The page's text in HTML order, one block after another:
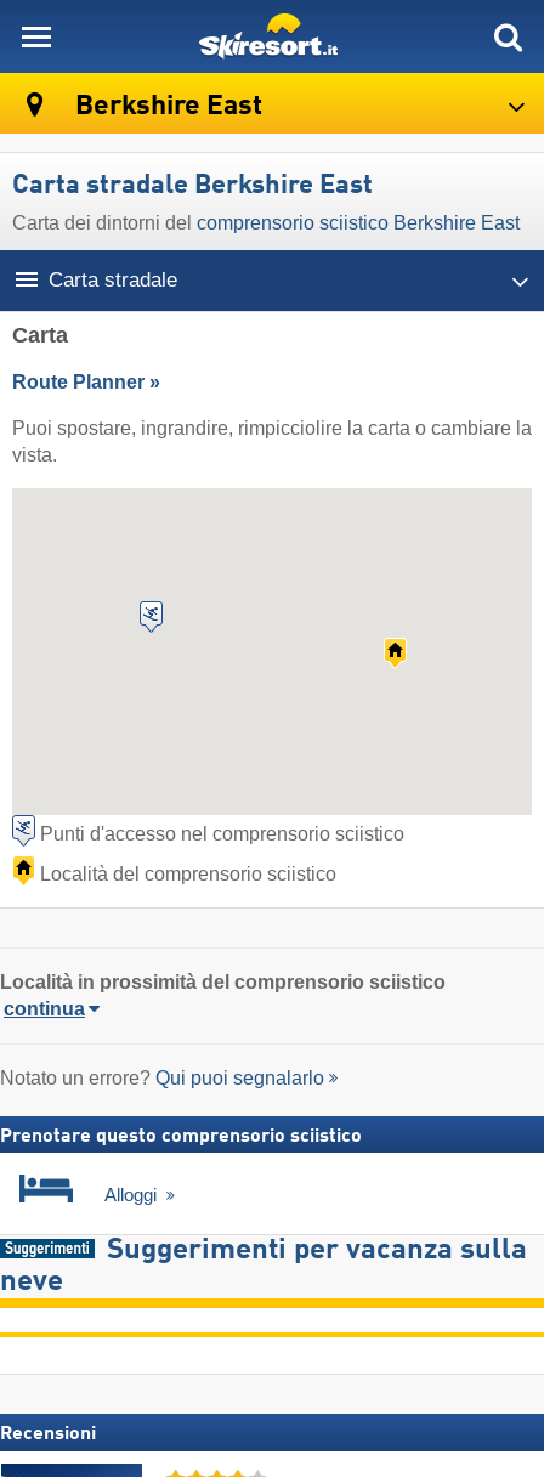
Berkshire East
Carta stradale Berkshire East
Carta dei dintorni del comprensorio sciistico Berkshire East
Carta stradale
Carta
Route Planner »
Puoi spostare, ingrandire, rimpicciolire la carta o cambiare la
vista.
Punti d'accesso nel comprensorio sciistico
Località del comprensorio sciistico
Località in prossimità del comprensorio sciistico
continua
Notato un errore? Qui puoi segnalarlo
Prenotare questo comprensorio sciistico
Alloggi
Suggerimenti per vacanza sulla
neve
Recensioni